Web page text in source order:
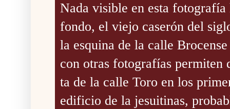
Nada visible en esta
fondo, el viejo caserón del
la esquina de la calle
con otras fotografías permiten
ta de la calle Toro en los
edificio de la jesuitinas,